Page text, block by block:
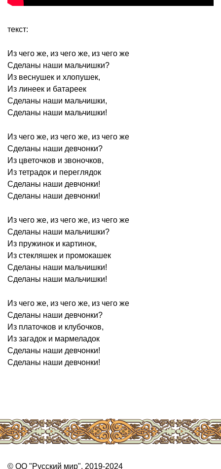
текст:
Из чего же, из чего же, из чего же
Сделаны наши мальчишки?
Из веснушек и хлопушек,
Из линеек и батареек
Сделаны наши мальчишки,
Сделаны наши мальчишки!
Из чего же, из чего же, из чего же
Сделаны наши девчонки?
Из цветочков и звоночков,
Из тетрадок и переглядок
Сделаны наши девчонки!
Сделаны наши девчонки!
Из чего же, из чего же, из чего же
Сделаны наши мальчишки?
Из пружинок и картинок,
Из стекляшек и промокашек
Сделаны наши мальчишки!
Сделаны наши мальчишки!
Из чего же, из чего же, из чего же
Сделаны наши девчонки?
Из платочков и клубочков,
Из загадок и мармеладок
Сделаны наши девчонки!
Сделаны наши девчонки!
© ОО "Русский мир", 2019-2024